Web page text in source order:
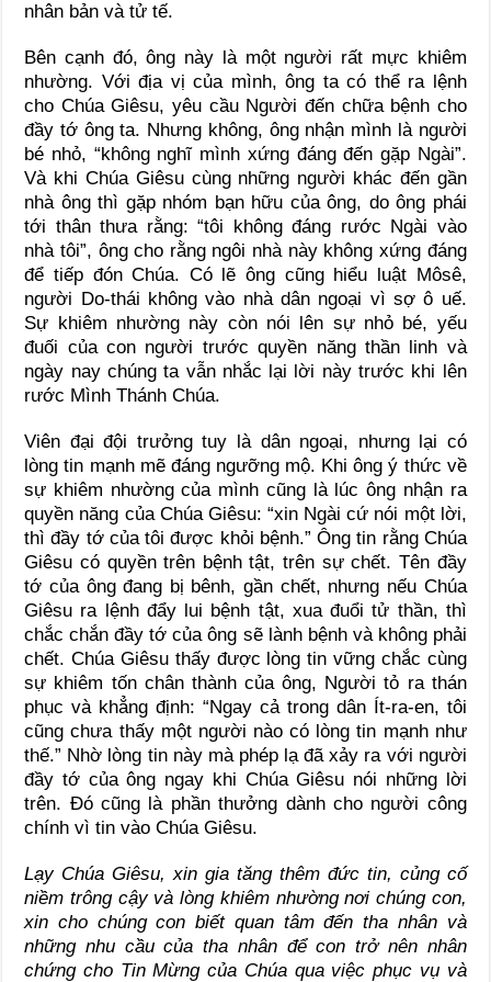
nhân bản và tử tế.
Bên cạnh đó, ông này là một người rất mực khiêm
nhường. Với địa vị của mình, ông ta có thể ra lệnh
cho Chúa Giêsu, yêu cầu Người đến chữa bệnh cho
đầy tớ ông ta. Nhưng không, ông nhận mình là người
bé nhỏ, “không nghĩ mình xứng đáng đến gặp Ngài”.
Và khi Chúa Giêsu cùng những người khác đến gần
nhà ông thì gặp nhóm bạn hữu của ông, do ông phái
tới thân thưa rằng: “tôi không đáng rước Ngài vào
nhà tôi”, ông cho rằng ngôi nhà này không xứng đáng
để tiếp đón Chúa. Có lẽ ông cũng hiểu luật Môsê,
người Do-thái không vào nhà dân ngoại vì sợ ô uế.
Sự khiêm nhường này còn nói lên sự nhỏ bé, yếu
đuối của con người trước quyền năng thần linh và
ngày nay chúng ta vẫn nhắc lại lời này trước khi lên
rước Mình Thánh Chúa.
Viên đại đội trưởng tuy là dân ngoại, nhưng lại có
lòng tin mạnh mẽ đáng ngưỡng mộ. Khi ông ý thức về
sự khiêm nhường của mình cũng là lúc ông nhận ra
quyền năng của Chúa Giêsu: “xin Ngài cứ nói một lời,
thì đầy tớ của tôi được khỏi bệnh.” Ông tin rằng Chúa
Giêsu có quyền trên bệnh tật, trên sự chết. Tên đầy
tớ của ông đang bị bênh, gần chết, nhưng nếu Chúa
Giêsu ra lệnh đẩy lui bệnh tật, xua đuổi tử thần, thì
chắc chắn đầy tớ của ông sẽ lành bệnh và không phải
chết. Chúa Giêsu thấy được lòng tin vững chắc cùng
sự khiêm tốn chân thành của ông, Người tỏ ra thán
phục và khẳng định: “Ngay cả trong dân Ít-ra-en, tôi
cũng chưa thấy một người nào có lòng tin mạnh như
thế.” Nhờ lòng tin này mà phép lạ đã xảy ra với người
đầy tớ của ông ngay khi Chúa Giêsu nói những lời
trên. Đó cũng là phần thưởng dành cho người công
chính vì tin vào Chúa Giêsu.
Lạy Chúa Giêsu, xin gia tăng thêm đức tin, củng cố
niềm trông cậy và lòng khiêm nhường nơi chúng con,
xin cho chúng con biết quan tâm đến tha nhân và
những nhu cầu của tha nhân để con trở nên nhân
chứng cho Tin Mừng của Chúa qua việc phục vụ và